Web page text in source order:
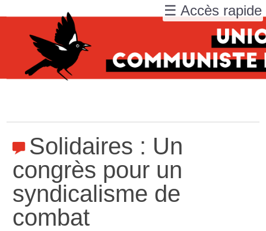
Solidaires : Un
congrès pour un
syndicalisme de
combat
☰ Accès rapide